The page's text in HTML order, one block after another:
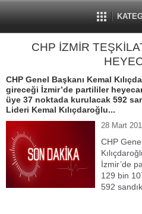
CHP İZMİR
CHP Genel Başkanı Kemal
gireceği İzmir’de partililer
üye 37 noktada kurulacak 592
Lideri Kemal Kılıçdaroğlu...
28 Mart
CHP
İzmir’de
129 bin
592